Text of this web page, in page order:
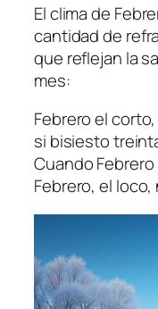
El clima de
cantidad de
que reflejan la
mes:
Febrero el
si bisiesto
Cuando
Febrero, el